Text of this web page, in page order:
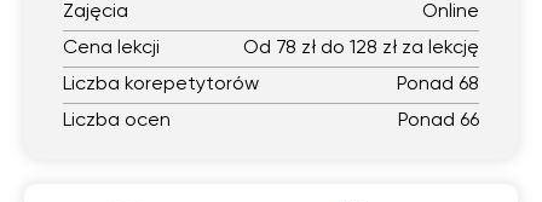
Zajęcia
Online
Cena lekcji
Od 78 zł do 128 zł za lekcję
Liczba korepetytorów
Ponad 68
Liczba ocen
Ponad 66